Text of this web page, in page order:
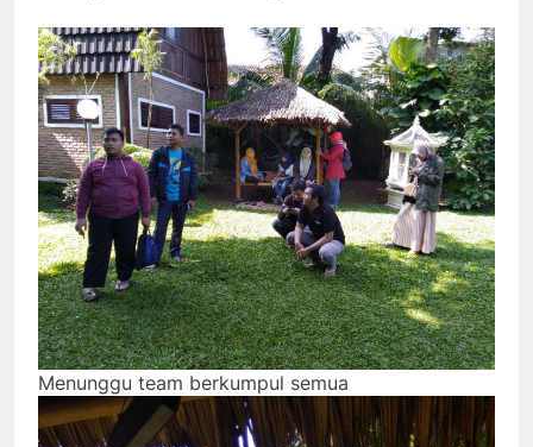
Menunggu team berkumpul semua